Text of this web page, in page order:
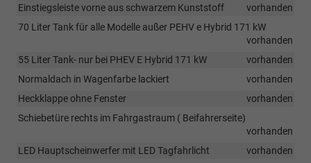
Einstiegsleiste vorne aus schwarzem Kunststoff
vorhanden
70 Liter Tank für alle Modelle außer PEHV e Hybrid 171 kW
vorhanden
55 Liter Tank- nur bei PHEV E Hybrid 171 kW
vorhanden
Normaldach in Wagenfarbe lackiert
vorhanden
Heckklappe ohne Fenster
vorhanden
Schiebetüre rechts im Fahrgastraum ( Beifahrerseite)
vorhanden
LED Hauptscheinwerfer mit LED Tagfahrlicht
vorhanden